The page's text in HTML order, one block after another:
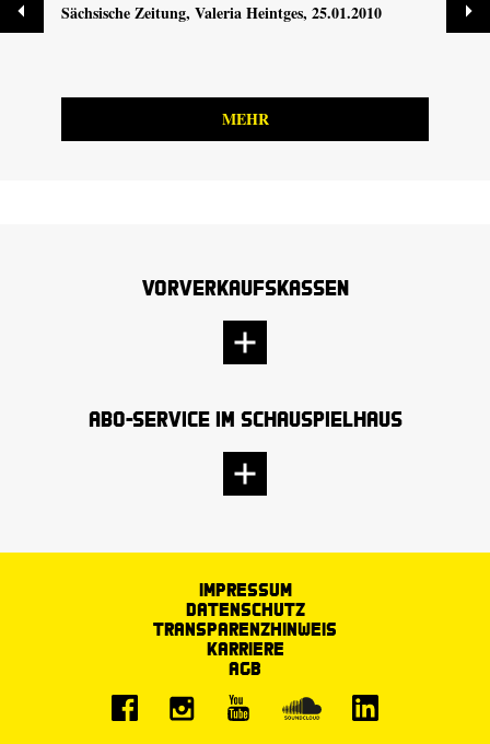
Sächsische Zeitung, Valeria Heintges, 25.01.2010
MEHR
Vorverkaufskassen
Abo-Service im Schauspielhaus
Impressum
Datenschutz
Transparenzhinweis
Karriere
AGB